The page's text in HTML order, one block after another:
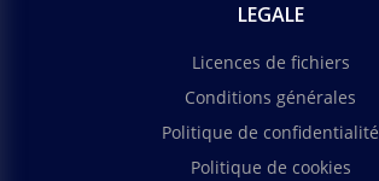
LEGALE
Licences de fichiers
Conditions générales
Politique de confidentialité
Politique de cookies